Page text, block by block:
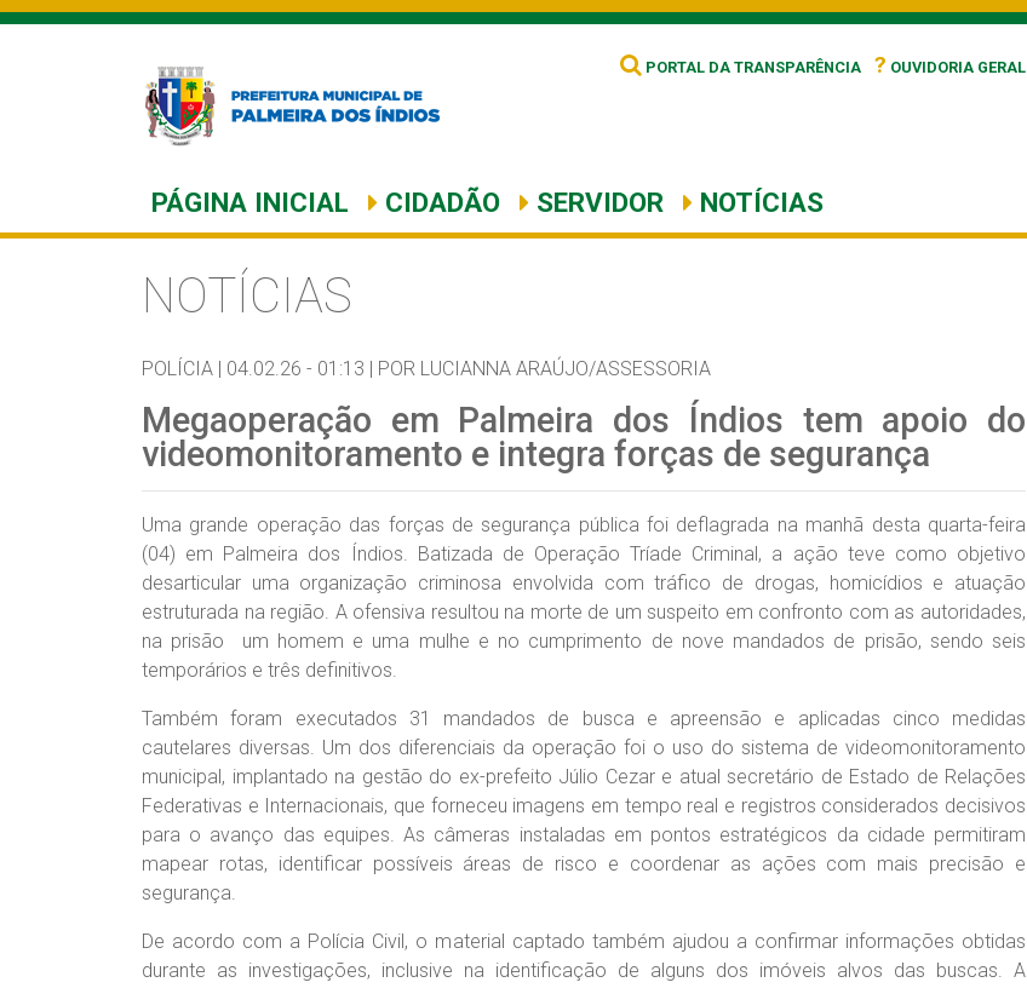
PORTAL DA TRANSPARÊNCIA ? OUVIDORIA GERAL
PÁGINA INICIAL CIDADÃO SERVIDOR NOTÍCIAS
NOTÍCIAS
POLÍCIA | 04.02.26 - 01:13 | POR LUCIANNA ARAÚJO/ASSESSORIA
Megaoperação em Palmeira dos Índios tem apoio do
videomonitoramento e integra forças de segurança
Uma grande operação das forças de segurança pública foi deflagrada na manhã desta quarta-feira
(04) em Palmeira dos Índios. Batizada de Operação Tríade Criminal, a ação teve como objetivo
desarticular uma organização criminosa envolvida com tráfico de drogas, homicídios e atuação
estruturada na região. A ofensiva resultou na morte de um suspeito em confronto com as autoridades,
na prisão um homem e uma mulhe e no cumprimento de nove mandados de prisão, sendo seis
temporários e três definitivos.
Também foram executados 31 mandados de busca e apreensão e aplicadas cinco medidas
cautelares diversas. Um dos diferenciais da operação foi o uso do sistema de videomonitoramento
municipal, implantado na gestão do ex-prefeito Júlio Cezar e atual secretário de Estado de Relações
Federativas e Internacionais, que forneceu imagens em tempo real e registros considerados decisivos
para o avanço das equipes. As câmeras instaladas em pontos estratégicos da cidade permitiram
mapear rotas, identificar possíveis áreas de risco e coordenar as ações com mais precisão e
segurança.
De acordo com a Polícia Civil, o material captado também ajudou a confirmar informações obtidas
durante as investigações, inclusive na identificação de alguns dos imóveis alvos das buscas. A